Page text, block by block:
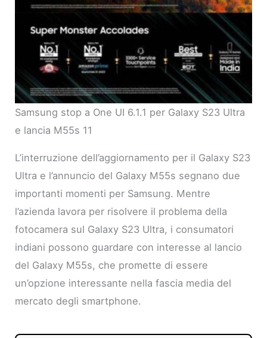
Samsung stop a One UI 6.1.1 per Galaxy S23 Ultra
e lancia M55s 11
L’interruzione dell’aggiornamento per il Galaxy S23
Ultra e l’annuncio del Galaxy M55s segnano due
importanti momenti per Samsung. Mentre
l’azienda lavora per risolvere il problema della
fotocamera sul Galaxy S23 Ultra, i consumatori
indiani possono guardare con interesse al lancio
del Galaxy M55s, che promette di essere
un’opzione interessante nella fascia media del
mercato degli smartphone.